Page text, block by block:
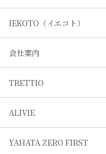
IEKOTO（イエコト）
会社案内
TRETTIO
ALIVIE
YAHATA ZERO FIRST